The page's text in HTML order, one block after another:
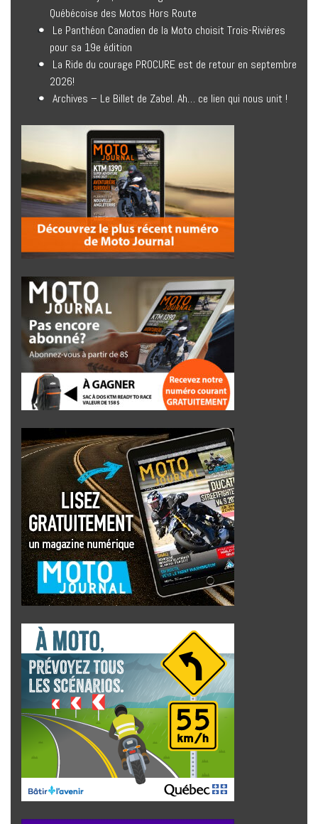
Québécoise des Motos Hors Route
Le Panthéon Canadien de la Moto choisit Trois-Rivières
pour sa 19e édition
La Ride du courage PROCURE est de retour en septembre
2026!
Archives – Le Billet de Zabel. Ah… ce lien qui nous unit !